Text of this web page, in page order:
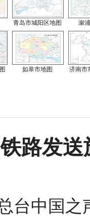
青岛市城阳区地图 溆
如皋市地图 济南市
路发
台中国